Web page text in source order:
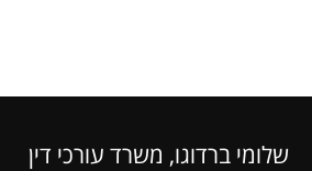
שלומי ברדוגו, משרד עורכי דין